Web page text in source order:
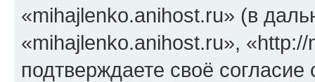
«mihajlenko.anihost.ru» (в
«mihajlenko.anihost.ru»,
подтверждаете своё